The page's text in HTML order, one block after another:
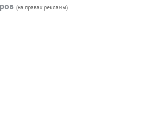
(на правах рекламы)